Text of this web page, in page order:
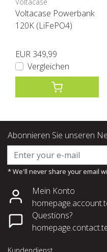
Voltacase Powerbank
120K (LiFePO4)
EUR 349,99
Vergleichen
Abonnieren Sie unseren
* We'll never share your email
Mein Konto
Questions?